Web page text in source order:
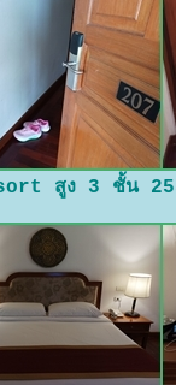
สูง 3 ชั้น 255